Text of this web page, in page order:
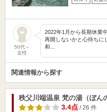
50代～
女性
2022年1月から長期休業
再開しないかと心待ちに
和…
関連情報から探す
秩父川端温泉 梵の湯（ぼん
3.4点/ 26 件